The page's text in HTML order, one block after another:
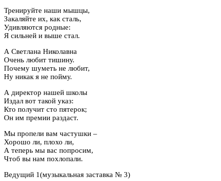
Тренируйте наши мышцы,
Закаляйте их, как сталь,
Удивляются родные:
Я сильней и выше стал.
А Светлана Николавна
Очень любит тишину.
Почему шуметь не любит,
Ну никак я не пойму.
А директор нашей школы
Издал вот такой указ:
Кто получит сто пятерок;
Он им премии раздаст.
Мы пропели вам частушки –
Хорошо ли, плохо ли,
А теперь мы вас попросим,
Чтоб вы нам похлопали.
Ведущий 1(музыкальная заставка № 3)